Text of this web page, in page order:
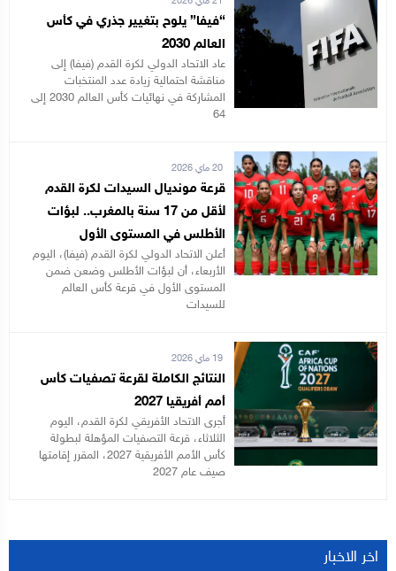
“فيفا” يلوح بتغيير جذري في كأس
العالم 2030
عاد الاتحاد الدولي لكرة القدم (فيفا) إلى
مناقشة احتمالية زيادة عدد المنتخبات
المشاركة في نهائيات كأس العالم 2030 إلى
64
20 ماي 2026
قرعة مونديال السيدات لكرة القدم
لأقل من 17 سنة بالمغرب.. لبؤات
الأطلس في المستوى الأول
أعلن الاتحاد الدولي لكرة القدم (فيفا)، اليوم
الأربعاء، أن لبؤات الأطلس وضعن ضمن
المستوى الأول في قرعة كأس العالم
للسيدات
19 ماي 2026
النتائج الكاملة لقرعة تصفيات كأس
أمم أفريقيا 2027
أجرى الاتحاد الأفريقي لكرة القدم، اليوم
الثلاثاء، قرعة التصفيات المؤهلة لبطولة
كأس الأمم الأفريقية 2027، المقرر إقامتها
صيف عام 2027
اخر الاخبار